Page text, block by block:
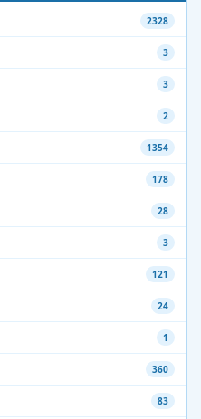
2328
3
3
2
1354
178
28
3
121
24
1
360
83